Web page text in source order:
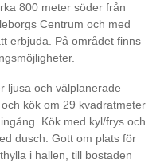
800 meter söder från
Centrum och med
erbjuda. På området finns
ljusa och välplanerade
kök om 29 kvadratmeter
Kök med kyl/frys och
dusch. Gott om plats för
i hallen, till bostaden